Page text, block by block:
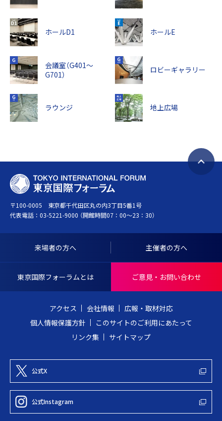
ホールD1 ホールE
会議室（G401～
G701）
ロビーギャラリー
ラウンジ 地上広場
ペ
プ
戻
る
T
O
K
Y
O
N
N
〒100-0005 東京都千代田区丸の内3丁目5番1号
代表電話： 03-5221-9000 （開館時間07：00～23：30）
来場者の方へ 主催者の方へ
東京国際フォーラムとは ご意見・お問い合わせ
アクセス 会社情報
広報・取材対応
個人情報保護方針
このサイトのご利用にあたって
リンク集
サイトマップ
公式X
公式Instagram